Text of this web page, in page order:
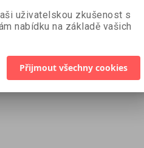
i fotografové pracující
každého fotografa.
věci, kterým se v
EAN
uživatelskou zkušenost s
nabídku na základě vašich
Přijmout všechny cookies